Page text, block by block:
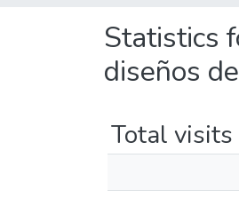
Statistics
diseños
Total visits